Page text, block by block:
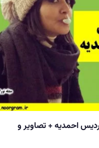
احمدیه + تصاویر و